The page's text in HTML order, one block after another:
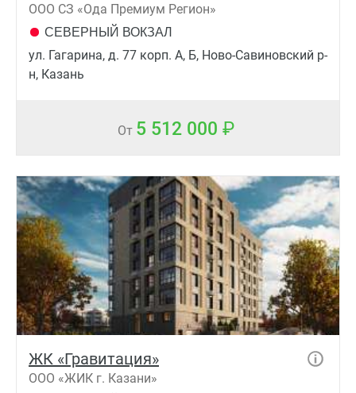
ООО СЗ «Ода Премиум Регион»
СЕВЕРНЫЙ ВОКЗАЛ
ул. Гагарина, д. 77 корп. А, Б, Ново-Савиновский р-
н, Казань
От 5 512 000
ЖК «Гравитация»
ООО «ЖИК г. Казани»